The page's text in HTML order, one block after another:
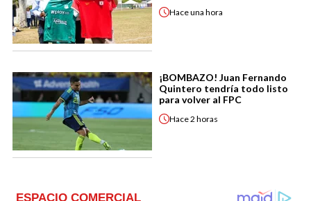
Haceuna hora
¡BOMBAZO! Juan Fernando
Quintero tendría todo listo
para volver al FPC
Hace2 horas